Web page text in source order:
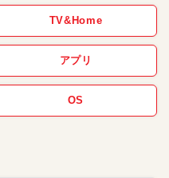
TV&Home
アプリ
OS